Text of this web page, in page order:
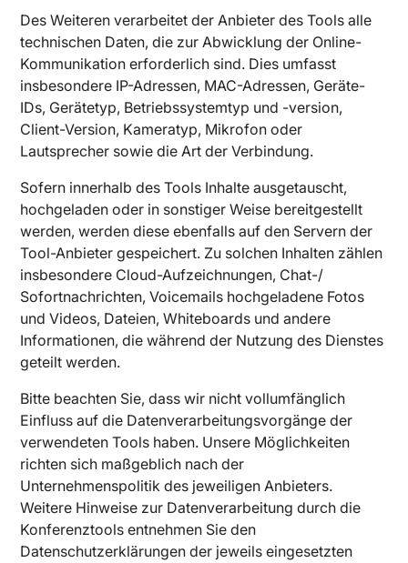
Des Weiteren verarbeitet der Anbieter des Tools alle
technischen Daten, die zur Abwicklung der Online-
Kommunikation erforderlich sind. Dies umfasst
insbesondere IP-Adressen, MAC-Adressen, Geräte-
IDs, Gerätetyp, Betriebssystemtyp und -version,
Client-Version, Kameratyp, Mikrofon oder
Lautsprecher sowie die Art der Verbindung.
Sofern innerhalb des Tools Inhalte ausgetauscht,
hochgeladen oder in sonstiger Weise bereitgestellt
werden, werden diese ebenfalls auf den Servern der
Tool-Anbieter gespeichert. Zu solchen Inhalten zählen
insbesondere Cloud-Aufzeichnungen, Chat-/
Sofortnachrichten, Voicemails hochgeladene Fotos
und Videos, Dateien, Whiteboards und andere
Informationen, die während der Nutzung des Dienstes
geteilt werden.
Bitte beachten Sie, dass wir nicht vollumfänglich
Einfluss auf die Datenverarbeitungsvorgänge der
verwendeten Tools haben. Unsere Möglichkeiten
richten sich maßgeblich nach der
Unternehmenspolitik des jeweiligen Anbieters.
Weitere Hinweise zur Datenverarbeitung durch die
Konferenztools entnehmen Sie den
Datenschutzerklärungen der jeweils eingesetzten
Dein Erfolg beginnt hier –
Starte jetzt!
Individuelle Webseiten die begeistern.
Projekt anfragen
Max Dreyer
Meine Arbeit
White-Label
Webflow
Kontakt
© 2020, 2026 Max Dreyer. Alle Rechte vorbehalten.
Impressum
Datenschutz
AGB